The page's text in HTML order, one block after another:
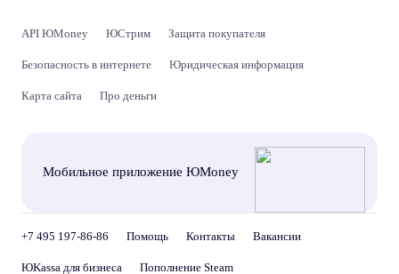
API ЮMoney ЮСтрим Защита покупателя
Безопасность в интернете Юридическая информация
Карта сайта Про деньги
Мобильное приложение ЮMoney
+7 495 197-86-86 Помощь Контакты Вакансии
ЮKassa для бизнеса Пополнение Steam